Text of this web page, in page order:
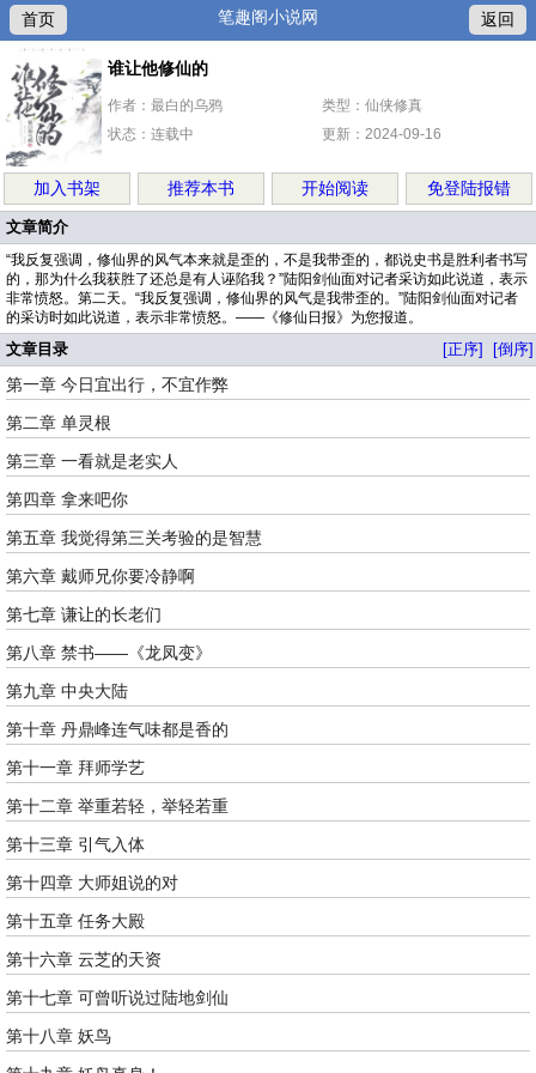
首页 笔趣阁小说网 返回
谁让他修仙的
作者：最白的乌鸦
类型：仙侠修真
状态：连载中
更新：2024-09-16
加入书架 推荐本书 开始阅读 免登陆报错
文章简介
“我反复强调，修仙界的风气本来就是歪的，不是我带歪的，都说史书是胜利者书写
的，那为什么我获胜了还总是有人诬陷我？”陆阳剑仙面对记者采访如此说道，表示
非常愤怒。第二天。“我反复强调，修仙界的风气是我带歪的。”陆阳剑仙面对记者
的采访时如此说道，表示非常愤怒。——《修仙日报》为您报道。
文章目录 [正序] [倒序]
第一章 今日宜出行，不宜作弊
第二章 单灵根
第三章 一看就是老实人
第四章 拿来吧你
第五章 我觉得第三关考验的是智慧
第六章 戴师兄你要冷静啊
第七章 谦让的长老们
第八章 禁书——《龙凤变》
第九章 中央大陆
第十章 丹鼎峰连气味都是香的
第十一章 拜师学艺
第十二章 举重若轻，举轻若重
第十三章 引气入体
第十四章 大师姐说的对
第十五章 任务大殿
第十六章 云芝的天资
第十七章 可曾听说过陆地剑仙
第十八章 妖鸟